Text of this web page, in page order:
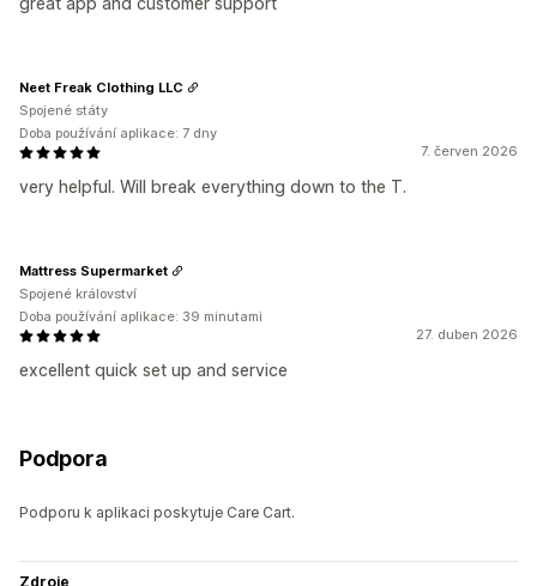
7. červen 2026
very helpful. Will break everything down to the T.
Neet Freak Clothing LLC
Spojené státy
Doba používání aplikace: 7 dny
27. duben 2026
excellent quick set up and service
Mattress Supermarket
Spojené království
Doba používání aplikace: 39 minutami
Podpora
Podporu k aplikaci poskytuje Care Cart.
Zdroje